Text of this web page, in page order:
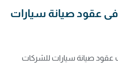
عقود صيانة سيارات
عقود صيانة سيارات للشركات